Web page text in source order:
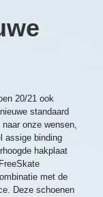
20/21 ook
standaard
onze wensen,
assige binding
hakplaat
met de
Deze schoenen